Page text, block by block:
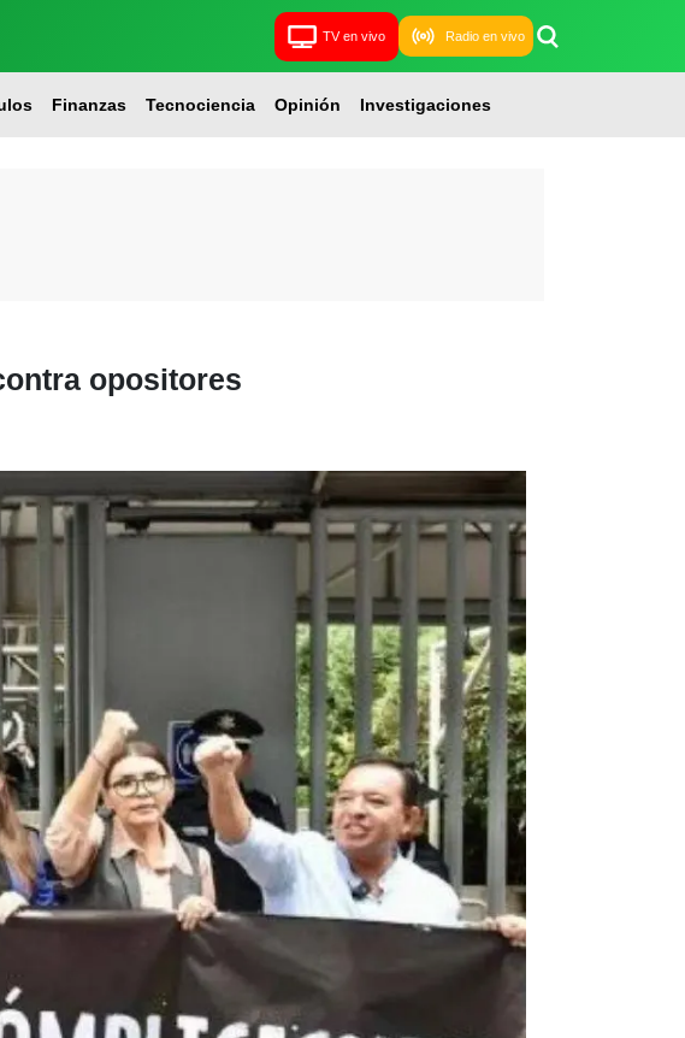
TV en vivo Radio en vivo
Finanzas Tecnociencia Opinión Investigaciones
opositores